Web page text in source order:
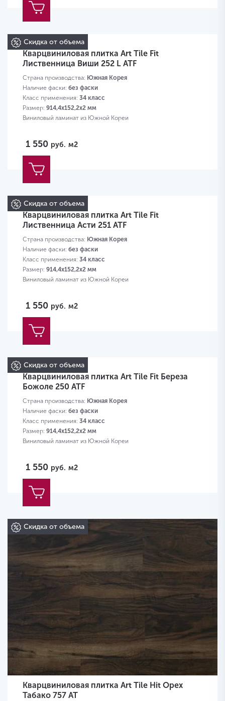
Скидка от объема
Кварцвиниловая плитка Art Tile Fit
Лиственница Виши 252 L ATF
Страна производства: Южная Корея
Наличие фаски: без фаски
Класс применения: 34 класс
Размер: 914,4х152,2х2 мм
Виниловый ламинат из Южной Кореи
1 550 руб. м2
Скидка от объема
Кварцвиниловая плитка Art Tile Fit
Лиственница Асти 251 ATF
Страна производства: Южная Корея
Наличие фаски: без фаски
Класс применения: 34 класс
Размер: 914,4х152,2х2 мм
Виниловый ламинат из Южной Кореи
1 550 руб. м2
Скидка от объема
Кварцвиниловая плитка Art Tile Fit Береза
Божоле 250 ATF
Страна производства: Южная Корея
Наличие фаски: без фаски
Класс применения: 34 класс
Размер: 914,4х152,2х2 мм
Виниловый ламинат из Южной Кореи
1 550 руб. м2
Скидка от объема
Кварцвиниловая плитка Art Tile Hit Орех
Табако 757 AT